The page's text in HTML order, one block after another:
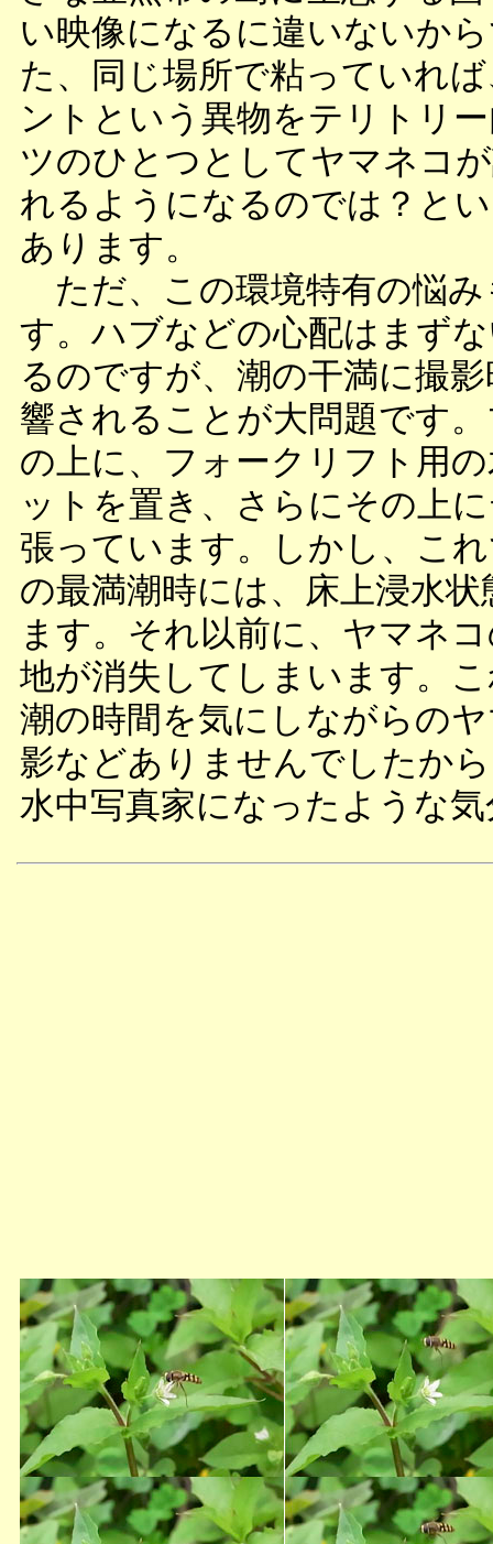
い映像になるに違いないか
た、同じ場所で粘っていれ
ントという異物をテリトリ
ツのひとつとしてヤマネコ
れるようになるのでは？と
あります。
ただ、この環境特有の悩み
す。ハブなどの心配はまず
るのですが、潮の干満に撮
響されることが大問題です
の上に、フォークリフト用
ットを置き、さらにその上
張っています。しかし、こ
の最満潮時には、床上浸水状
ます。それ以前に、ヤマネ
地が消失してしまいます。
潮の時間を気にしながらの
影などありませんでしたか
水中写真家になったような